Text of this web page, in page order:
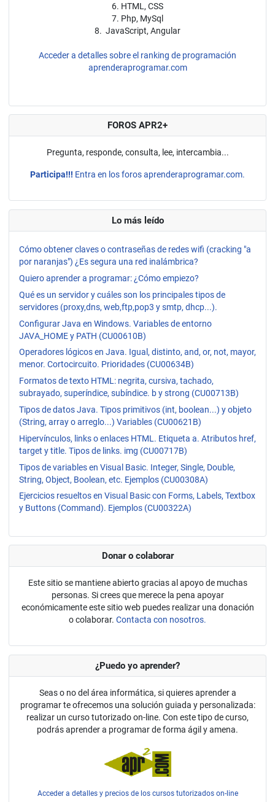
6. HTML, CSS
7. Php, MySql
8. JavaScript, Angular
Acceder a detalles sobre el ranking de programación
aprenderaprogramar.com
FOROS APR2+
Pregunta, responde, consulta, lee, intercambia...
Participa!!! Entra en los foros aprenderaprogramar.com.
Lo más leído
Cómo obtener claves o contraseñas de redes wifi (cracking "a
por naranjas") ¿Es segura una red inalámbrica?
Quiero aprender a programar: ¿Cómo empiezo?
Qué es un servidor y cuáles son los principales tipos de
servidores (proxy,dns, web,ftp,pop3 y smtp, dhcp...).
Configurar Java en Windows. Variables de entorno
JAVA_HOME y PATH (CU00610B)
Operadores lógicos en Java. Igual, distinto, and, or, not, mayor,
menor. Cortocircuito. Prioridades (CU00634B)
Formatos de texto HTML: negrita, cursiva, tachado,
subrayado, superíndice, subíndice. b y strong (CU00713B)
Tipos de datos Java. Tipos primitivos (int, boolean...) y objeto
(String, array o arreglo...) Variables (CU00621B)
Hipervínculos, links o enlaces HTML. Etiqueta a. Atributos href,
target y title. Tipos de links. img (CU00717B)
Tipos de variables en Visual Basic. Integer, Single, Double,
String, Object, Boolean, etc. Ejemplos (CU00308A)
Ejercicios resueltos en Visual Basic con Forms, Labels, Textbox
y Buttons (Command). Ejemplos (CU00322A)
Donar o colaborar
Este sitio se mantiene abierto gracias al apoyo de muchas
personas. Si crees que merece la pena apoyar
económicamente este sitio web puedes realizar una donación
o colaborar. Contacta con nosotros.
¿Puedo yo aprender?
Seas o no del área informática, si quieres aprender a
programar te ofrecemos una solución guiada y personalizada:
realizar un curso tutorizado on-line. Con este tipo de curso,
podrás aprender a programar de forma ágil y amena.
Acceder a detalles y precios de los cursos tutorizados on-line